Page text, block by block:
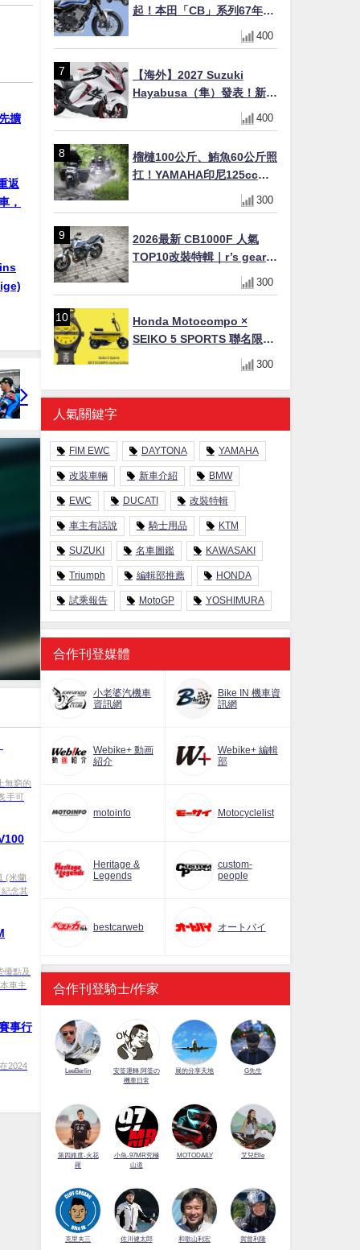
擴
返
，
無窮的
手可
(米蘭
紀念其
優點及
車主
事行
2024
起！本田「CB」系列67年傳
奇解密 與CBR差異一次搞懂
400
【海外】2027 Suzuki
Hayabusa（隼）發表！新增
Special Edition 特仕版，全
新珍珠白塗裝與專屬配備登
400
榴槤100公斤、鮪魚60公斤照
扛！YAMAHA印尼125cc速
克達Gear Ultima 2740公里
耐操實測
300
2026最新 CB1000F 人氣
TOP10改裝特輯｜r’s gear鈦
合金排氣管、OHLINS TTX
後避震、HONDA頭燈整流罩
300
Honda Motocompo ×
SEIKO 5 SPORTS 聯名限量
錶登場！重現黃色車身、油
300
人氣關鍵字
FIM EWC DAYTONA YAMAHA
改裝車輛 新車介紹 BMW
EWC DUCATI 改裝特輯
車主有話說 騎士用品 KTM
SUZUKI 名車圖鑑 KAWASAKI
Triumph 編輯部推薦 HONDA
試乘報告 MotoGP YOSHIMURA
合作刊登媒體
小老婆汽機車
資訊網
Bike IN 機車資
訊網
Webike+ 動画
紹介
Webike+ 編輯
部
motoinfo Motocyclelist
Heritage &
Legends
custom-
people
bestcarweb オートバイ
合作刊登騎士/作家
LeeBerlin
安筌運轉 阿筌の
機車日常
展的分享天地 G先生
第四維度-火花
羅
小魚-97MR究極
山道
MOTODAILY 艾兒Elle
克里夫三 佐川健太郎 和歌山利宏 賀曾利隆